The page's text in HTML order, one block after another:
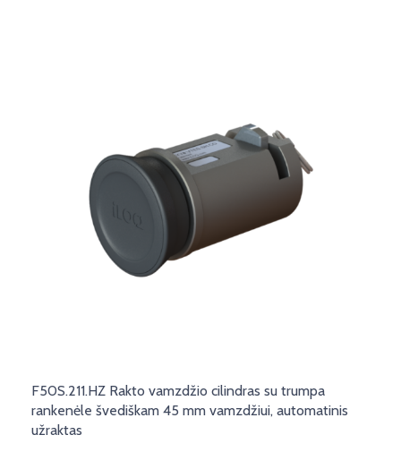
F50S.211.HZ Rakto vamzdžio cilindras su trumpa
rankenėle švediškam 45 mm vamzdžiui, automatinis
užraktas